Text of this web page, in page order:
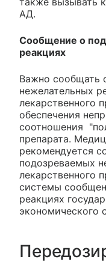
АД.
Сообщение о
реакциях
Важно сообщать
нежелательных
лекарственного
обеспечения
соотношения
препарата.
рекомендуется
подозреваемых
лекарственного
системы
реакциях
экономического